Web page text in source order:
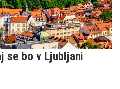
se bo v Ljubljani